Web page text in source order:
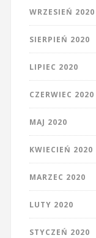
WRZESIEŃ 2020
SIERPIEŃ 2020
LIPIEC 2020
CZERWIEC 2020
MAJ 2020
KWIECIEŃ 2020
MARZEC 2020
LUTY 2020
STYCZEŃ 2020